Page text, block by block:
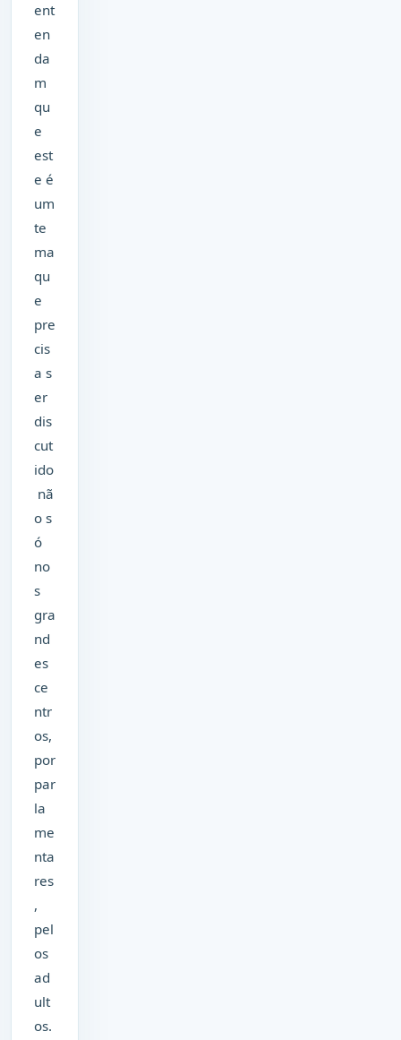
ent
en
da
m
qu
e
est
e é
um
te
ma
qu
e
pre
cis
a s
er
dis
cut
ido
nã
o s
ó
no
s
gra
nd
es
ce
ntr
os,
por
par
la
me
nta
res
,
pel
os
ad
ult
os.